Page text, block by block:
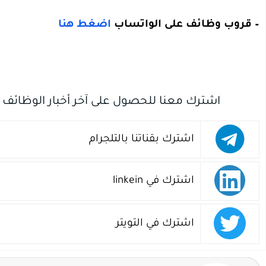
– قروب وظائف على الواتساب اضغط هنا
اشترك معنا للحصول على آخر أخبار الوظائف
اشترك بقناتنا بالتلجرام
اشترك في linkein
اشترك في التويتر